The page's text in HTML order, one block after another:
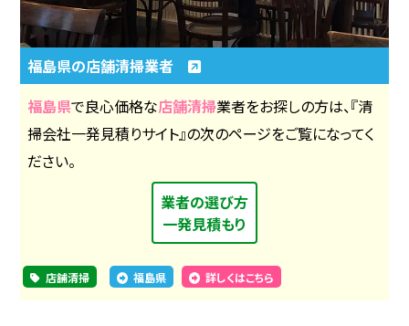
福島県の店舗清掃業者
福島県で良心価格な店舗清掃業者をお探しの方は、『清
掃会社一発見積りサイト』の次のページをご覧になってく
ださい。
業者の選び方
一発見積もり
店舗清掃 福島県 詳しくはこちら